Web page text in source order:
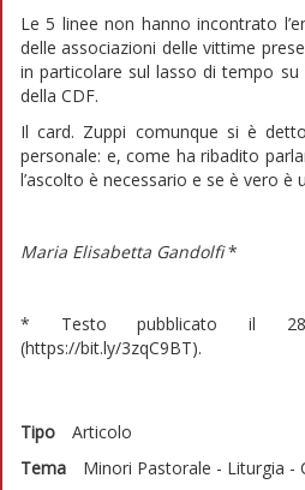
Le 5 linee non hanno incontrato
delle associazioni delle vittime
in particolare sul lasso di tempo
della CDF.
Il card. Zuppi comunque si è
personale: e, come ha ribadito
l’ascolto è necessario e se è vero è
Maria Elisabetta Gandolfi*
* Testo pubblicato il
(https://bit.ly/3zqC9BT).
Tipo
Articolo
Tema
Minori Pastorale - Liturgia -